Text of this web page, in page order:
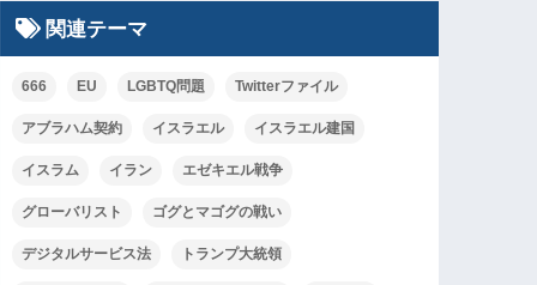
関連テーマ
666 EU LGBTQ問題 Twitterファイル
アブラハム契約 イスラエル イスラエル建国
イスラム イラン エゼキエル戦争
グローバリスト ゴグとマゴグの戦い
デジタルサービス法 トランプ大統領